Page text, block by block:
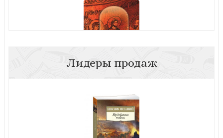
Исследование
Лидеры продаж